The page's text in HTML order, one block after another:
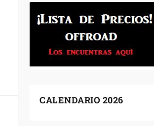
CALENDARIO 2026